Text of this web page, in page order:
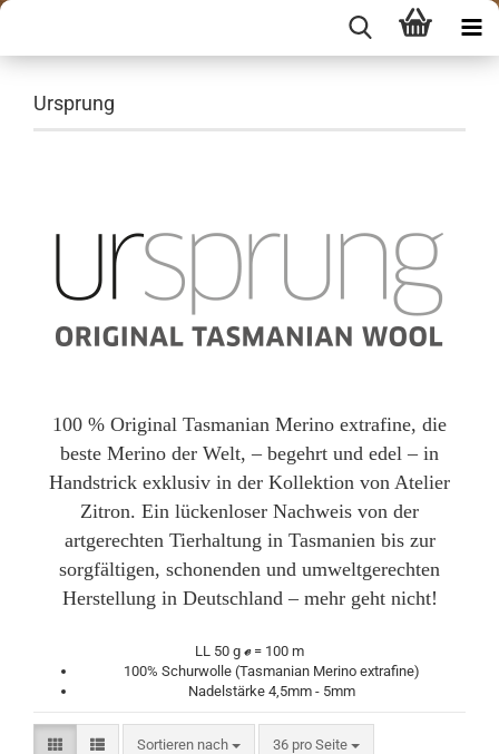
Ursprung
100 % Original Tasmanian Merino extrafine, die
beste Merino der Welt, – begehrt und edel – in
Handstrick exklusiv in der Kollektion von Atelier
Zitron. Ein lückenloser Nachweis von der
artgerechten Tierhaltung in Tasmanien bis zur
sorgfältigen, schonenden und umweltgerechten
Herstellung in Deutschland – mehr geht nicht!
LL 50 g ℯ= 100 m
100% Schurwolle (Tasmanian Merino extrafine)
Nadelstärke 4,5mm - 5mm
Sortieren nach
Sortieren nach 36 pro Seite
pro Seite